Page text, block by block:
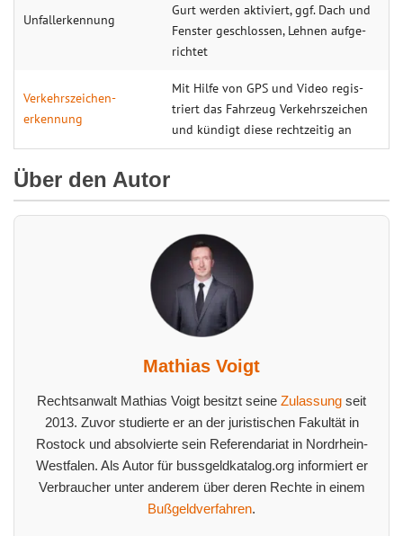
Unfall­erkennung
Gurt werden akti­viert, ggf. Dach und
Fenster ge­schlos­sen, Lehnen aufge­
rich­tet
Verkehrs­zeichen­
erkennung
Mit Hilfe von GPS und Video regis­
triert das Fahr­zeug Verkehrs­zeichen
und kün­digt diese recht­zeitig an
Über den Autor
Mathias Voigt
Rechtsanwalt Mathias Voigt besitzt seine Zulassung seit
2013. Zuvor studierte er an der juristischen Fakultät in
Rostock und absolvierte sein Referendariat in Nordrhein-
Westfalen. Als Autor für bussgeldkatalog.org informiert er
Verbraucher unter anderem über deren Rechte in einem
Bußgeldverfahren.